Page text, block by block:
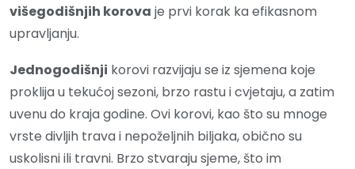
višegodišnjih korova je prvi korak ka efikasnom
upravljanju.
Jednogodišnji korovi razvijaju se iz sjemena koje
proklija u tekućoj sezoni, brzo rastu i cvjetaju, a zatim
uvenu do kraja godine. Ovi korovi, kao što su mnoge
vrste divljih trava i nepoželjnih biljaka, obično su
uskolisni ili travni. Brzo stvaraju sjeme, što im